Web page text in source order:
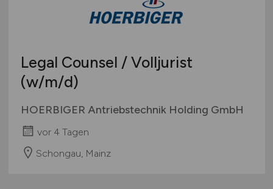
Legal Counsel / Volljurist
(w/m/d)
HOERBIGER Antriebstechnik Holding GmbH
vor 4 Tagen
Schongau, Mainz